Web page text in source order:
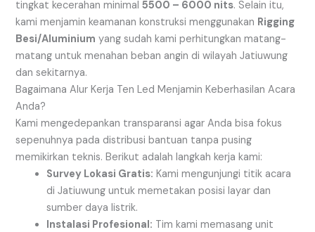
tingkat kecerahan minimal5500 – 6000 nits. Selain itu,
kami menjamin keamanan konstruksi menggunakan Rigging
Besi/Aluminium yang sudah kami perhitungkan matang-
matang untuk menahan beban angin di wilayah Jatiuwung
dan sekitarnya.
Bagaimana Alur Kerja Ten Led Menjamin Keberhasilan Acara
Anda?
Kami mengedepankan transparansi agar Anda bisa fokus
sepenuhnya pada distribusi bantuan tanpa pusing
memikirkan teknis. Berikut adalah langkah kerja kami:
Survey Lokasi Gratis: Kami mengunjungi titik acara
di Jatiuwung untuk memetakan posisi layar dan
sumber daya listrik.
Instalasi Profesional: Tim kami memasang unit